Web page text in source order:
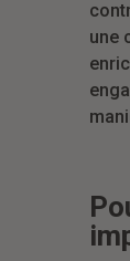
une